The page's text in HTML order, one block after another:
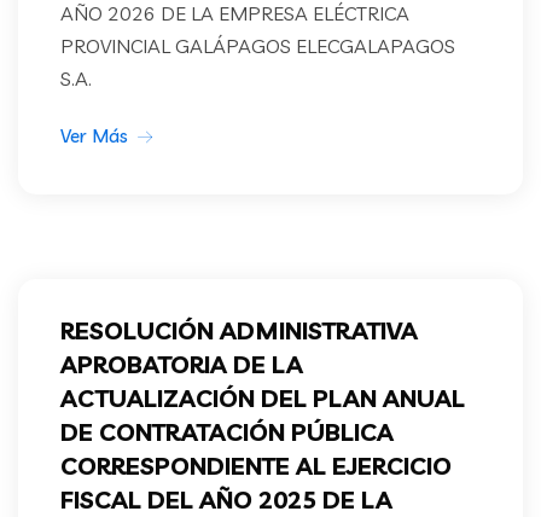
AÑO 2026 DE LA EMPRESA ELÉCTRICA
PROVINCIAL GALÁPAGOS ELECGALAPAGOS
S.A.
Ver Más
RESOLUCIÓN ADMINISTRATIVA
APROBATORIA DE LA
ACTUALIZACIÓN DEL PLAN ANUAL
DE CONTRATACIÓN PÚBLICA
CORRESPONDIENTE AL EJERCICIO
FISCAL DEL AÑO 2025 DE LA